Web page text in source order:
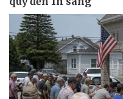
Doanh nghiệp
Thông tin doanh nghiệp
Doanh nghiệp 24h
Doanh nhân
Vì cộng đồng